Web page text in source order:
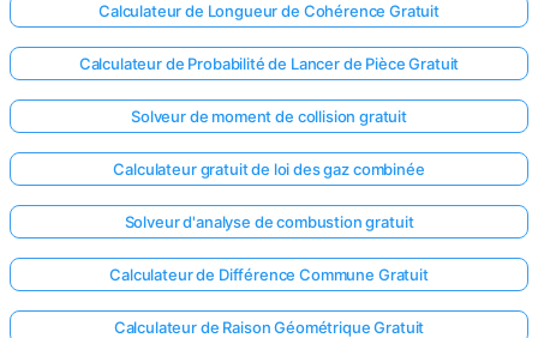
Calculateur de Longueur de Cohérence Gratuit
Calculateur de Probabilité de Lancer de Pièce Gratuit
Solveur de moment de collision gratuit
Calculateur gratuit de loi des gaz combinée
Solveur d'analyse de combustion gratuit
Calculateur de Différence Commune Gratuit
Calculateur de Raison Géométrique Gratuit